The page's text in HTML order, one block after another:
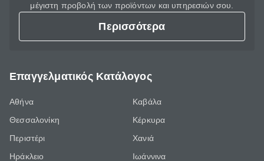
μέγιστη προβολή των προϊόντων και υπηρεσιών σου.
Περισσότερα
Επαγγελματικός Κατάλογος
Αθήνα
Θεσσαλονίκη
Περιστέρι
Ηράκλειο
Καβάλα
Κέρκυρα
Χανιά
Ιωάννινα